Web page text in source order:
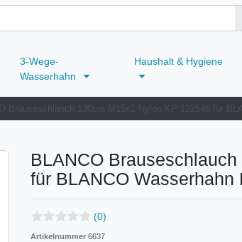
3-Wege-
Wasserhahn
Haushalt & Hygiene
BLANCO
für BLANCO Wasserhahn
(0)
Artikelnummer 6637